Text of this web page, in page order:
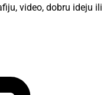
video, dobru ideju ili